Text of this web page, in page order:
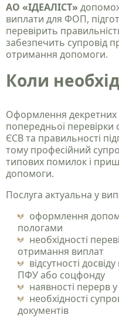
АО «ІДЕАЛІСТ»
виплати для ФОП,
перевірить
забезпечить супровід
отримання допомоги.
Коли
Оформлення декретних
попередньої перевірки
ЄСВ та правильності
тому професійний
типових помилок і
допомоги.
Послуга актуальна у
оформлення
пологами
необхідності
отримання виплат
відсутності
ПФУ або соцфонду
наявності перерв
необхідності
документів